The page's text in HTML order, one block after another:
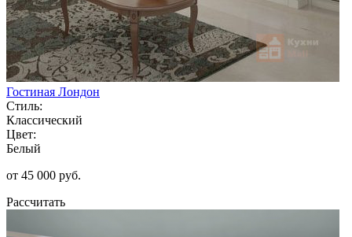
Гостиная Лондон
Стиль:
Классический
Цвет:
Белый
от 45 000 руб.
Рассчитать